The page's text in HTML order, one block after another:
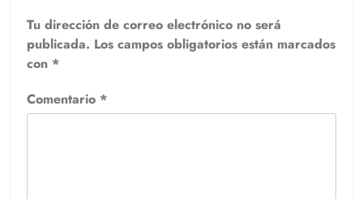
Tu dirección de correo electrónico no será
publicada. Los campos obligatorios están marcados
con *
Comentario *